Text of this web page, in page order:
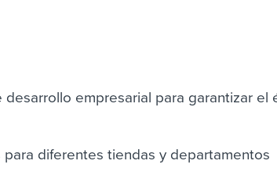
empresarial para garantizar el
diferentes tiendas y departamentos